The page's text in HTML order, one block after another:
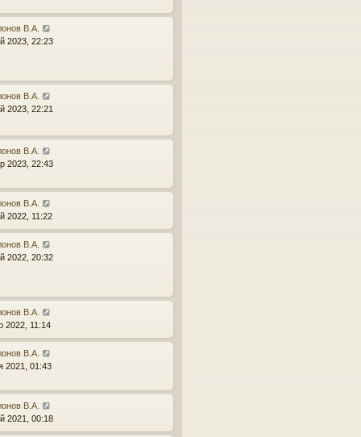
В.А.
2023, 22:23
В.А.
2023, 22:21
В.А.
2023, 22:43
В.А.
2022, 11:22
В.А.
2022, 20:32
В.А.
2022, 11:14
В.А.
2021, 01:43
В.А.
2021, 00:18